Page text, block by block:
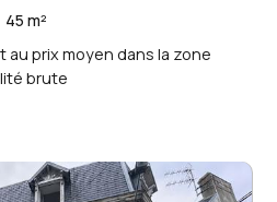
m²
au prix moyen dans la zone
brute